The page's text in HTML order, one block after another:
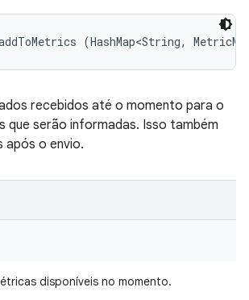
(HashMap<String,
recebidos até o momento para o
que serão informadas. Isso também
após o envio.
disponíveis no momento.